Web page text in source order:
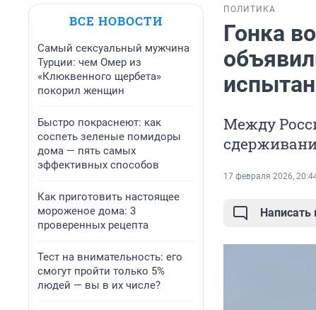
ВСЕ НОВОСТИ
Самый сексуальный мужчина
Турции: чем Омер из
«Клюквенного щербета»
покорил женщин
Быстро покраснеют: как
соспеть зеленые помидоры
дома — пять самых
эффективных способов
Как приготовить настоящее
мороженое дома: 3
проверенных рецепта
Тест на внимательность: его
смогут пройти только 5%
людей — вы в их числе?
ПОЛИТИКА
Гонка
Между
17 февраля 2026,